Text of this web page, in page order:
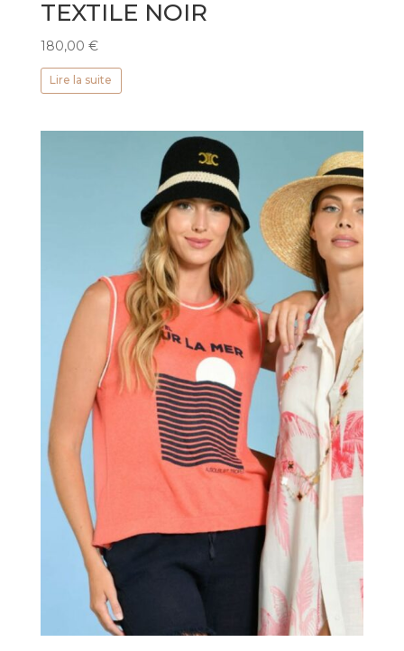
TEXTILE NOIR
180,00 €
Lire la suite